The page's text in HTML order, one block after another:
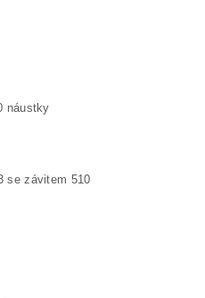
náustky
se závitem 510